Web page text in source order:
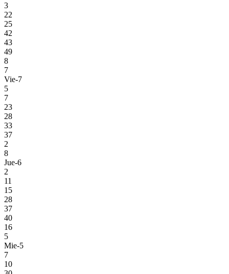
3
22
25
42
43
49
8
7
Vie-7
5
7
23
28
33
37
2
8
Jue-6
2
11
15
28
37
40
16
5
Mie-5
7
10